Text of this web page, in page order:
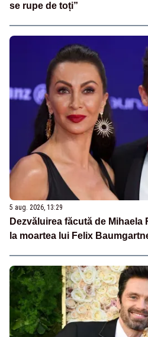
se rupe de toți”
5 aug. 2026, 13:29
Dezvăluirea făcută de Mihaela
la moartea lui Felix